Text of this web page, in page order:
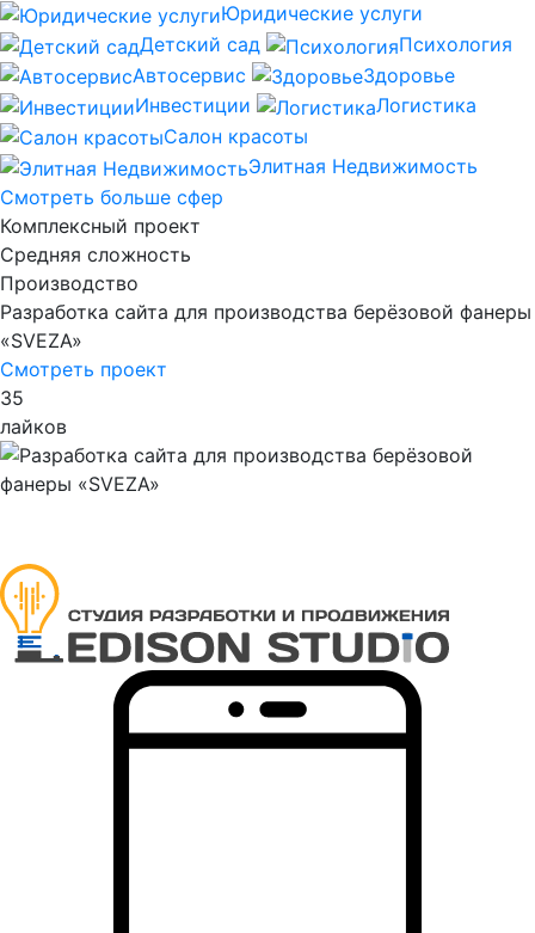
Юридические услуги
Детский сад
Психология
Автосервис
Здоровье
Инвестиции
Логистика
Салон красоты
Элитная Недвижимость
Смотреть больше сфер
Комплексный проект
Средняя сложность
Производство
Разработка сайта для производства берёзовой фанеры
«SVEZA»
Смотреть проект
35
лайков